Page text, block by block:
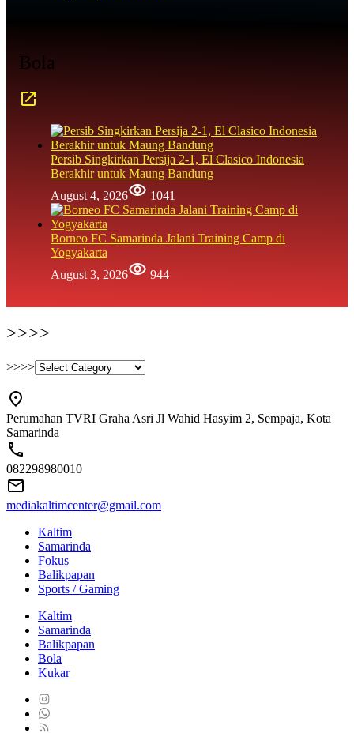
Bola
Persib Singkirkan Persija 2-1, El Clasico Indonesia
Berakhir untuk Maung Bandung
August 4, 2026
1041
Borneo FC Samarinda Jalani Training Camp di
Yogyakarta
August 3, 2026
944
>>>>
>>>>
Perumahan TVRI Graha Asri Jl Wahid Hasyim 2, Sempaja, Kota
Samarinda
082298980010
mediakaltimcenter@gmail.com
Kaltim
Samarinda
Fokus
Balikpapan
Sports / Gaming
Kaltim
Samarinda
Balikpapan
Bola
Kukar